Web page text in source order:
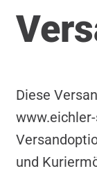
Diese
und